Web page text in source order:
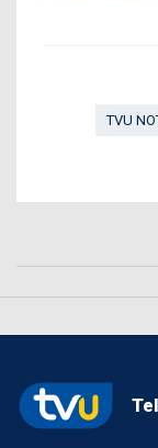
TVU